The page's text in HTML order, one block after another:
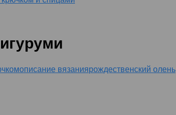
описание вязаниярождественский олень